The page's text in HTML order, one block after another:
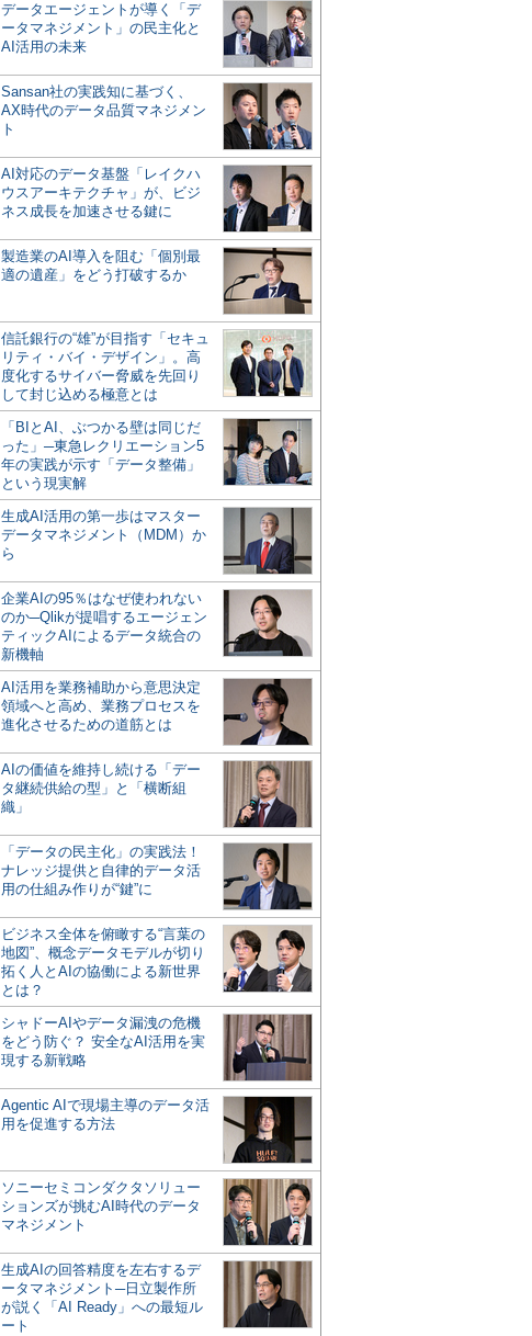
データエージェントが導く「デ
ータマネジメント」の民主化と
AI活用の未来
Sansan社の実践知に基づく、
AX時代のデータ品質マネジメン
ト
AI対応のデータ基盤「レイクハ
ウスアーキテクチャ」が、ビジ
ネス成長を加速させる鍵に
製造業のAI導入を阻む「個別最
適の遺産」をどう打破するか
信託銀行の“雄”が目指す「セキュ
リティ・バイ・デザイン」。高
度化するサイバー脅威を先回り
して封じ込める極意とは
「BIとAI、ぶつかる壁は同じだ
った」─東急レクリエーション5
年の実践が示す「データ整備」
という現実解
生成AI活用の第一歩はマスター
データマネジメント（MDM）か
ら
企業AIの95％はなぜ使われない
のか─Qlikが提唱するエージェン
ティックAIによるデータ統合の
新機軸
AI活用を業務補助から意思決定
領域へと高め、業務プロセスを
進化させるための道筋とは
AIの価値を維持し続ける「デー
タ継続供給の型」と「横断組
織」
「データの民主化」の実践法！
ナレッジ提供と自律的データ活
用の仕組み作りが“鍵”に
ビジネス全体を俯瞰する“言葉の
地図”、概念データモデルが切り
拓く人とAIの協働による新世界
とは？
シャドーAIやデータ漏洩の危機
をどう防ぐ？ 安全なAI活用を実
現する新戦略
Agentic AIで現場主導のデータ活
用を促進する方法
ソニーセミコンダクタソリュー
ションズが挑むAI時代のデータ
マネジメント
生成AIの回答精度を左右するデ
ータマネジメント─日立製作所
が説く「AI Ready」への最短ル
ート